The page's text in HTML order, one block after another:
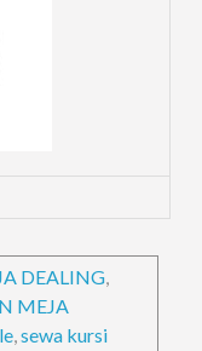
DEALING,
MEJA
,sewa kursi